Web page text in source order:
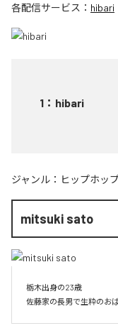
各配信サービス： hibari
1 ： hibari
ジャンル： ヒップホッ
mitsuki sato
栃木出身の23歳
佐藤家の長男で生粋のお